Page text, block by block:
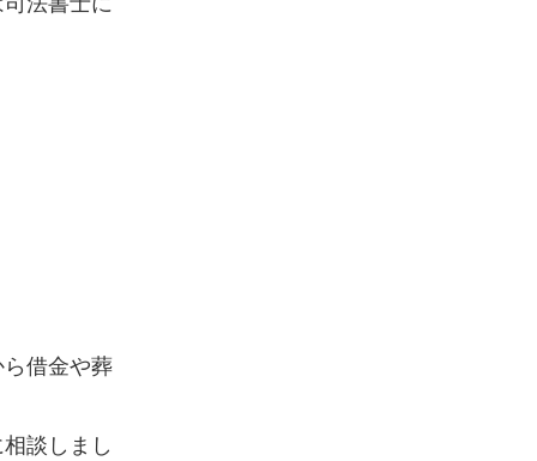
借金や葬
談しまし